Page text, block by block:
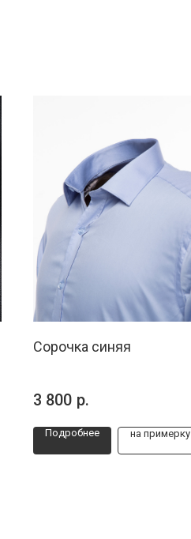
Сорочка синяя
3 800 р.
Подробнее на примерку